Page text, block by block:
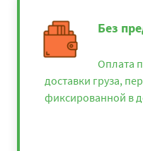
Без
Оплата
доставки груза,
фиксированной в